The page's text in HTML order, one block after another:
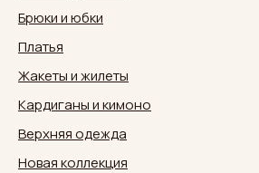
Брюки и юбки
Платья
Жакеты и жилеты
Кардиганы и кимоно
Верхняя одежда
Новая коллекция